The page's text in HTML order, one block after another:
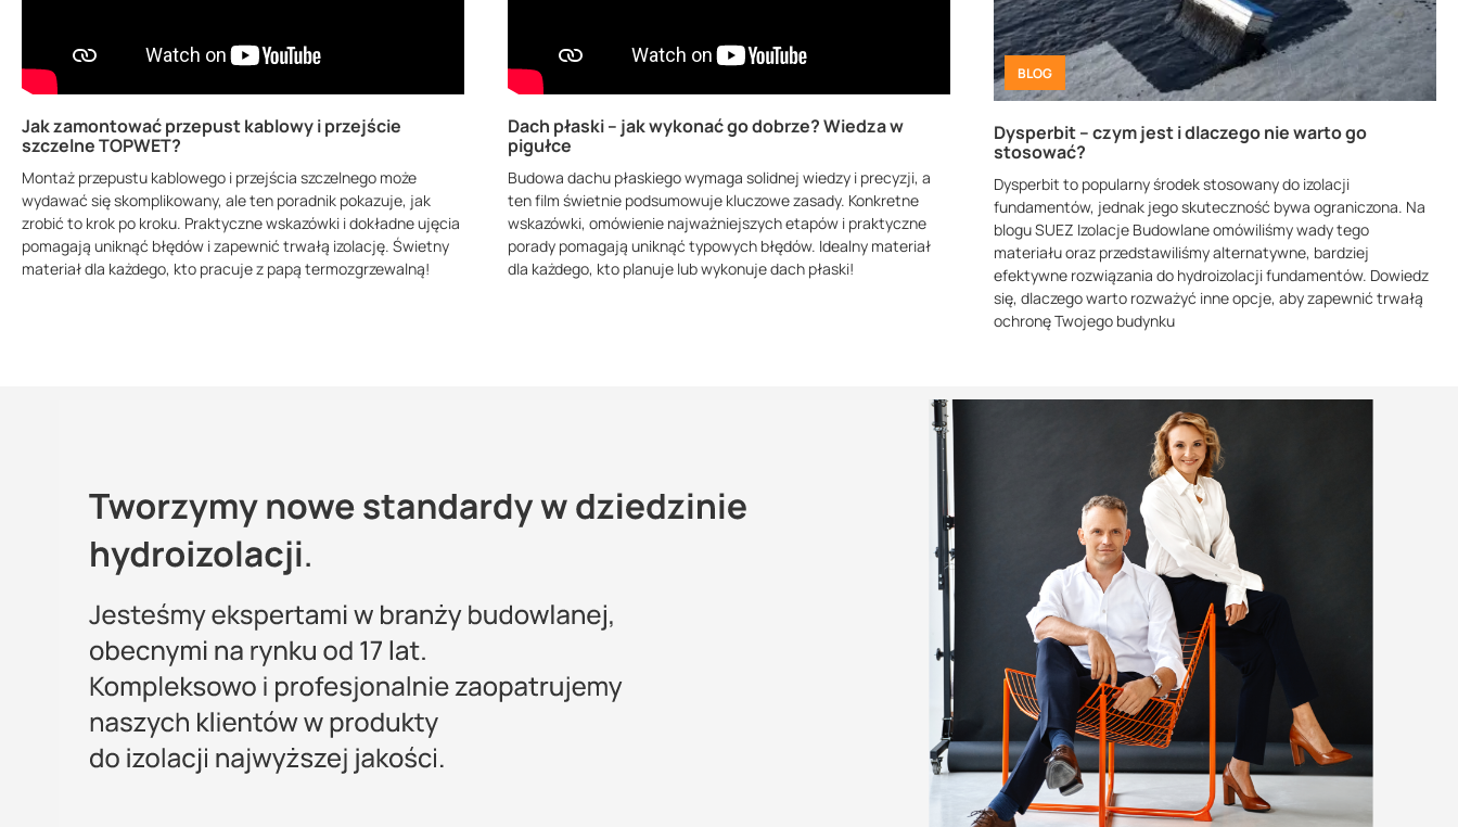
Rysunek techniczny TWC PVC 100x150
274.52 KB
Jak zamontować przepust kablowy i przejście
szczelne TOPWET?
Montaż przepustu kablowego i przejścia szczelnego może
wydawać się skomplikowany, ale ten poradnik pokazuje, jak
zrobić to krok po kroku. Praktyczne wskazówki i dokładne ujęcia
pomagają uniknąć błędów i zapewnić trwałą izolację. Świetny
materiał dla każdego, kto pracuje z papą termozgrzewalną!
Dach płaski – jak wykonać go dobrze? Wiedza w
pigułce
Budowa dachu płaskiego wymaga solidnej wiedzy i precyzji, a
ten film świetnie podsumowuje kluczowe zasady. Konkretne
wskazówki, omówienie najważniejszych etapów i praktyczne
porady pomagają uniknąć typowych błędów. Idealny materiał
dla każdego, kto planuje lub wykonuje dach płaski!
BLOG
Dysperbit – czym jest i dlaczego nie warto go
stosować?
Dysperbit to popularny środek stosowany do izolacji
fundamentów, jednak jego skuteczność bywa ograniczona. Na
blogu SUEZ Izolacje Budowlane omówiliśmy wady tego
materiału oraz przedstawiliśmy alternatywne, bardziej
efektywne rozwiązania do hydroizolacji fundamentów. Dowiedz
się, dlaczego warto rozważyć inne opcje, aby zapewnić trwałą
ochronę Twojego budynku